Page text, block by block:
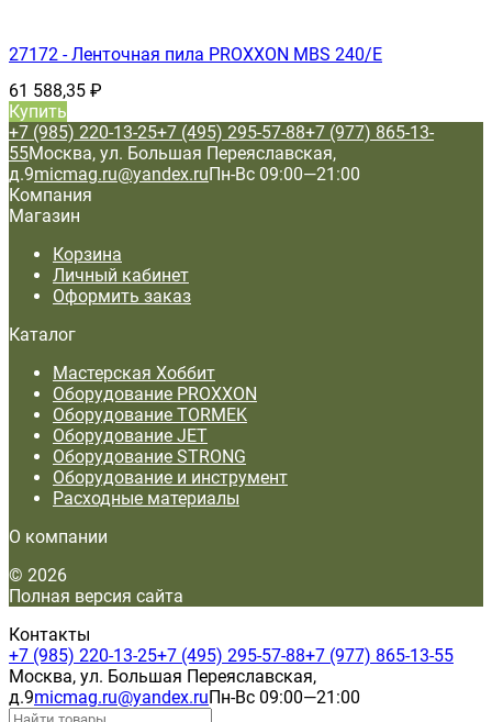
27172 - Ленточная пила PROXXON MBS 240/E
61 588,35 ₽
Купить
+7 (985) 220-13-25+7 (495) 295-57-88+7 (977) 865-13-
55Москва, ул. Большая Переяславская,
д.9micmag.ru@yandex.ruПн-Вс 09:00—21:00
Компания
Магазин
Корзина
Личный кабинет
Оформить заказ
Каталог
Мастерская Хоббит
Оборудование PROXXON
Оборудование TORMEK
Оборудование JET
Оборудование STRONG
Оборудование и инструмент
Расходные материалы
О компании
© 2026
Полная версия сайта
Контакты
+7 (985) 220-13-25+7 (495) 295-57-88+7 (977) 865-13-55
Москва, ул. Большая Переяславская,
д.9micmag.ru@yandex.ruПн-Вс 09:00—21:00